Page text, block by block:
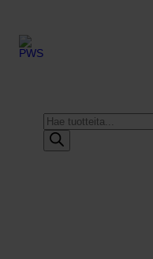
Products
search